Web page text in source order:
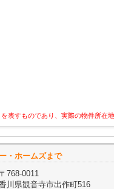
すものであり、実際の物件所在
・ホームズまで
768-0011
川県観音寺市出作町516